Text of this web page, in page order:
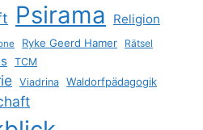
Psirama Religion
Ryke Geerd Hamer Rätsel
TCM
Viadrina Waldorfpädagogik